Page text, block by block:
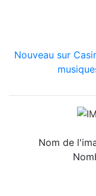
Nouveau sur
Nom de